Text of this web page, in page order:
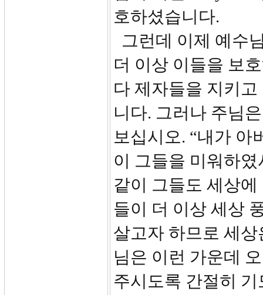
호하셨습니다.
그런데 이제 예수
더 이상 이들을 보
다 제자들을 지키
니다. 그러나 주님
보십시오. “내가 아
이 그들을 미워하
같이 그들도 세상
들이 더 이상 세상
살고자 하므로 세
님은 이런 가운데
주시도록 간절히